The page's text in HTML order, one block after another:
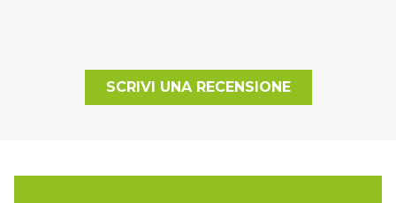
SCRIVI UNA RECENSIONE